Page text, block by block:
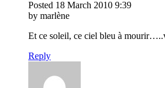
Posted 18 March 2010 9:39
by marlène
Et ce soleil, ce ciel bleu à
Reply